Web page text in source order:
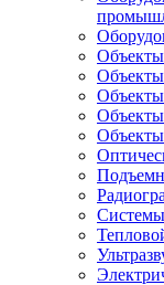
Объекты
Объекты
Объекты